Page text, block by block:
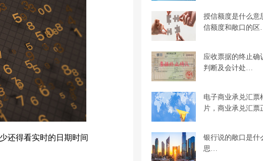
还得看实时的日期时间
授信额度是什么意
信额度和敞口的
应收票据的终止确
判断及会计处…
电子商业承兑汇票
片，商业承兑汇
银行说的敞口是什
思…